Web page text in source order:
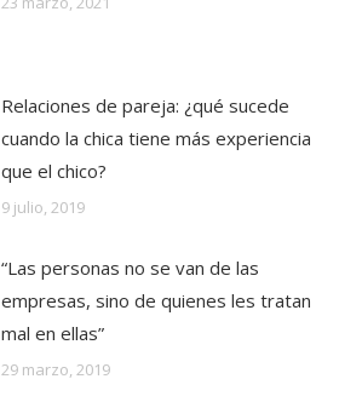
Relaciones de pareja: ¿qué sucede
cuando la chica tiene más experiencia
que el chico?
9 julio, 2019
“Las personas no se van de las
empresas, sino de quienes les tratan
mal en ellas”
29 marzo, 2019